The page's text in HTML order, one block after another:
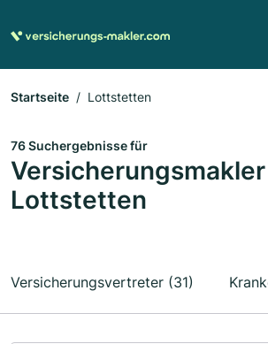
Startseite Lottstetten
76 Suchergebnisse für
Lottstetten
Versicherungsvertreter (31)